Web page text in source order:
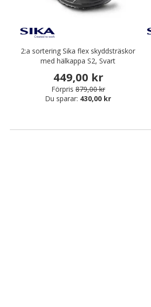
2:a sortering Sika flex skyddsträskor
med hälkappa S2, Svart
449,00 kr
Förpris 879,00 kr
Du sparar: 430,00 kr